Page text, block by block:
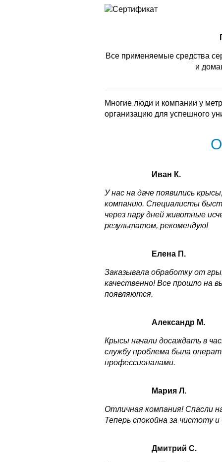
Все применяемые средства
и
Многие люди и компании у
организацию для успешного
Иван К.
У нас на даче появились
компанию. Специалисты
через пару дней животные
результатом, рекомендую!
Елена П.
Заказывала обработку от
качественно! Все прошло на
появляются.
Александр М.
Крысы начали досаждать в
службу проблема была
профессионалами.
Мария Л.
Отличная компания! Спасли
Теперь спокойна за чистоту и
Дмитрий С.